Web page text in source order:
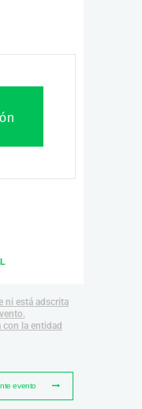
ni está adscrita
con la entidad
evento